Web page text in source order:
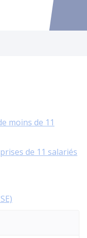
Accéder
moins de 11
de 11 salariés